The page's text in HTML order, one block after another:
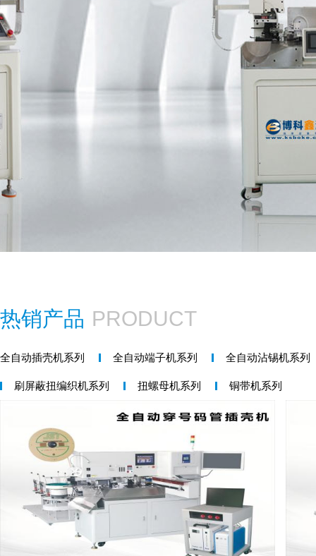
热销产品 PRODUCT
全自动插壳机系列 全自动端子机系列 全自动沾锡机系列
刷屏蔽扭编织机系列 扭螺母机系列 铜带机系列